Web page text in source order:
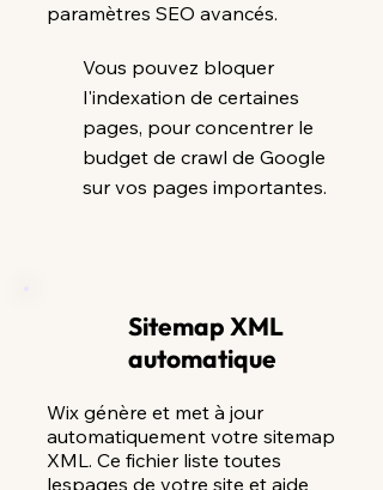
paramètres SEO avancés.
Vous pouvez bloquer
l'indexation de certaines
pages, pour concentrer le
budget de crawl de Google
sur vos pages importantes.
Sitemap XML
automatique
Wix génère et met à jour
automatiquement votre sitemap
XML. Ce fichier liste toutes
lespages de votre site et aide